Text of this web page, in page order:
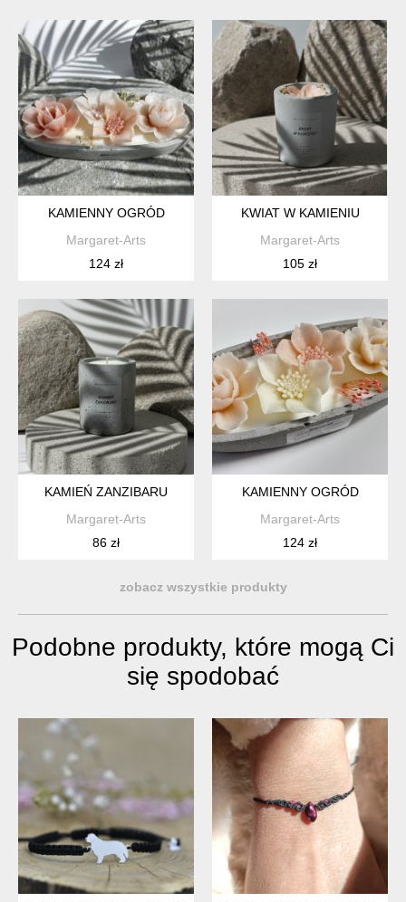
KAMIENNY OGRÓD
Margaret-Arts
124 zł
KWIAT W KAMIENIU
Margaret-Arts
105 zł
KAMIEŃ ZANZIBARU
Margaret-Arts
86 zł
KAMIENNY OGRÓD
Margaret-Arts
124 zł
zobacz wszystkie produkty
Podobne produkty, które mogą Ci
się spodobać